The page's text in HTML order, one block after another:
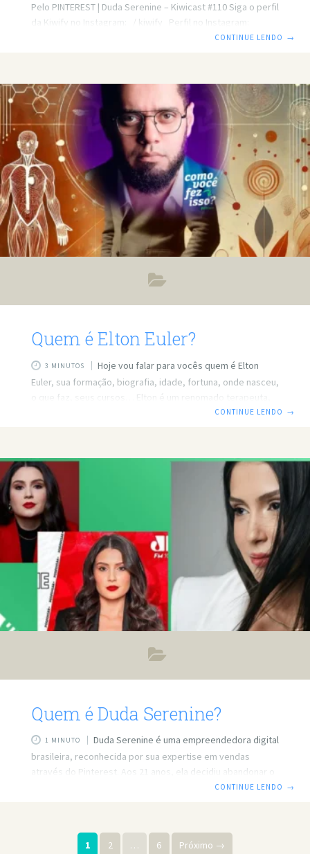
Pelo PINTEREST | Duda Serenine – Kiwicast #110 Siga o perfil
da Kiwify no Instagram: / kiwify Perfil no Instagram:
/ dudaaserenine Saiba quem é Duda Serenine Introdução
conseguiu transformar o Pinterest em uma poderosa
ferramenta de vendas. Abandonando o sonho de ser
médica, Duda encontrou no marketing digital uma nova
paixão e uma fonte de renda surpreendente. De Modelo a
CONTINUE LENDO →
Quem é Elton Euler?
3 MINUTOS
Hoje vou falar para vocês quem é Elton
Euler, sua formação, biografia, idade, fortuna, onde nasceu,
o que faz, seus cursos… Elton é um renomado terapeuta,
empresário e escritor brasileiro, amplamente reconhecido
projeto “O Corpo Explica“, que visa auxiliar indivíduos a
compreenderem melhor suas emoções e comportamentos
por meio da análise dos traços físicos e expressões
corporais. Idade: Informações específicas sobre sua data
de nascimento não
CONTINUE LENDO →
Quem é Duda Serenine?
1 MINUTO
Duda Serenine é uma empreendedora digital
brasileira, reconhecida por sua expertise em vendas
através do Pinterest. Aos 21 anos, ela decidiu abandonar o
sonho de se tornar médica para se dedicar ao mundo
kiwicast com a entrevista dela completa Presença nas
Redes Sociais Instagram: Duda compartilha conteúdos
CONTINUE LENDO →
1 2 … 6 Próximo →